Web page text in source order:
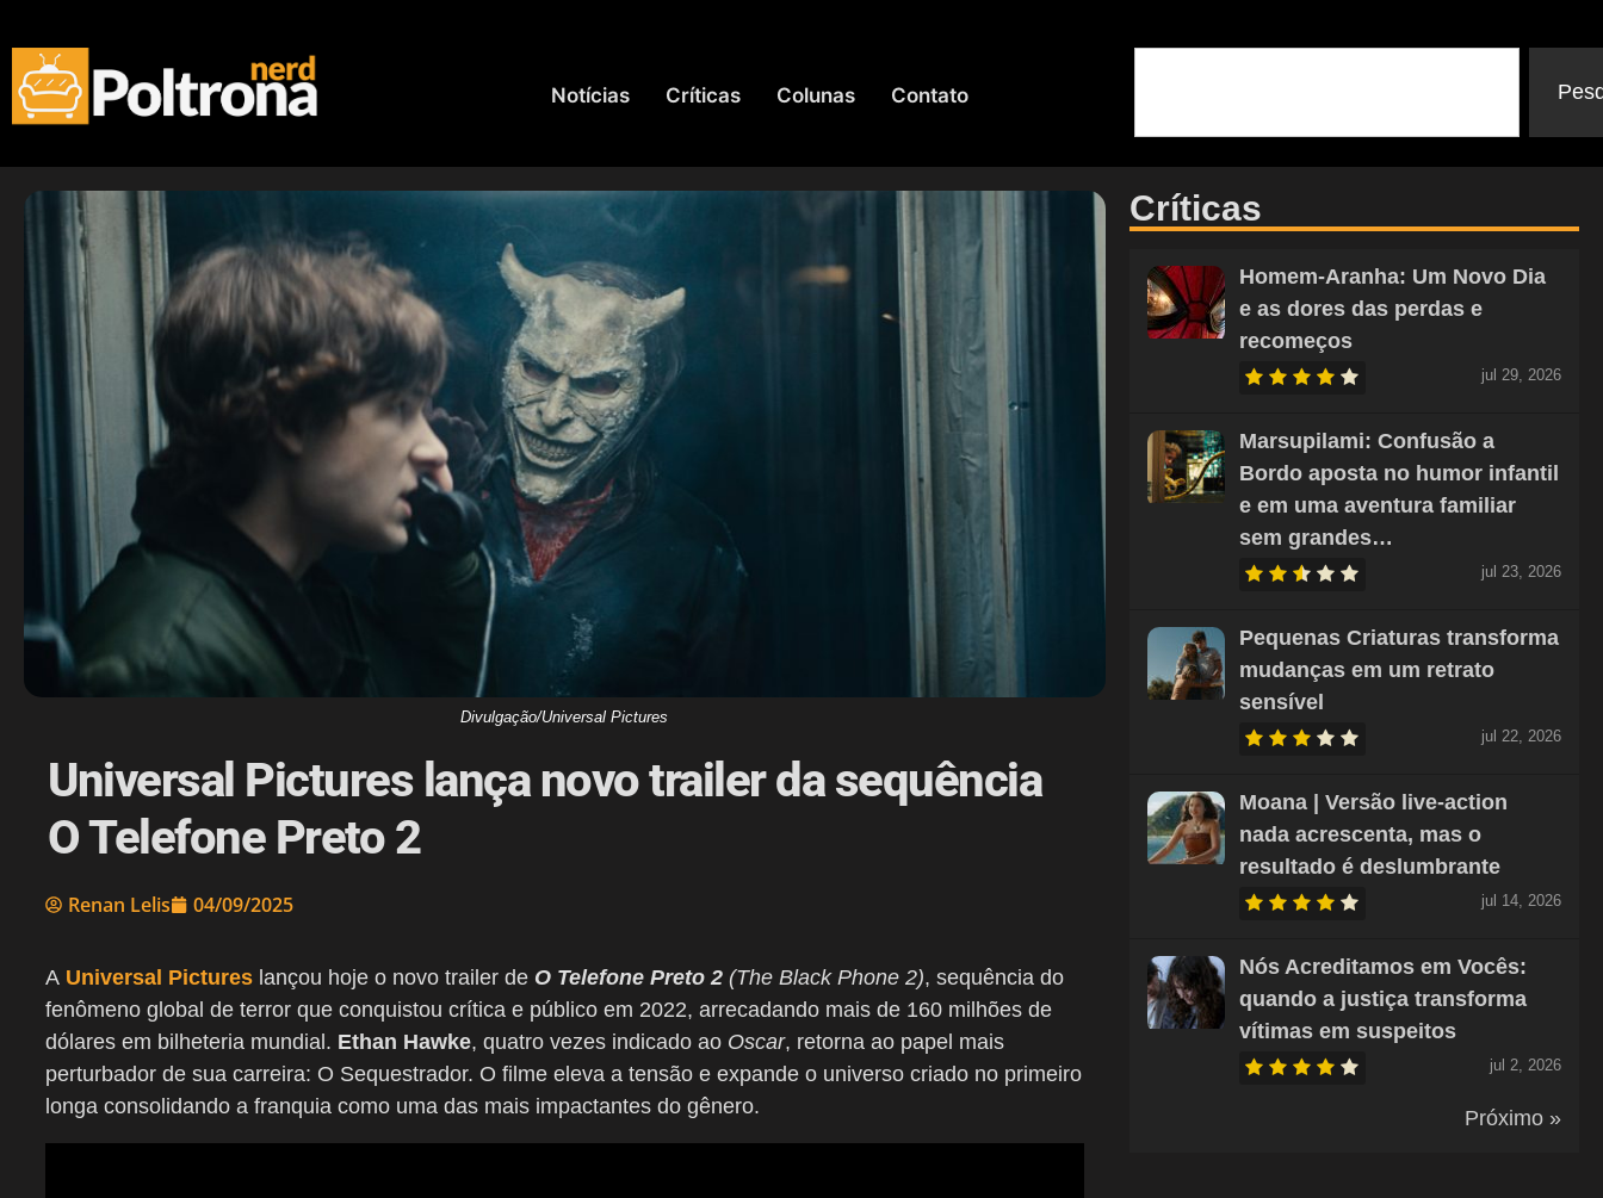
Notícias Críticas Colunas Contato
Divulgação/Universal Pictures
Universal Pictures lança novo trailer da sequência
O Telefone Preto 2
Renan Lelis 04/09/2025
A Universal Pictures lançou hoje o novo trailer de O Telefone Preto 2 (The Black Phone 2), sequência do
fenômeno global de terror que conquistou crítica e público em 2022, arrecadando mais de 160 milhões de
dólares em bilheteria mundial. Ethan Hawke, quatro vezes indicado ao Oscar, retorna ao papel mais
perturbador de sua carreira: O Sequestrador. O filme eleva a tensão e expande o universo criado no primeiro
longa consolidando a franquia como uma das mais impactantes do gênero.
Críticas
Homem-Aranha: Um Novo Dia
e as dores das perdas e
recomeços
jul 29, 2026
Marsupilami: Confusão a
Bordo aposta no humor infantil
e em uma aventura familiar
sem grandes…
jul 23, 2026
Pequenas Criaturas transforma
mudanças em um retrato
sensível
jul 22, 2026
Moana | Versão live-action
nada acrescenta, mas o
resultado é deslumbrante
jul 14, 2026
Nós Acreditamos em Vocês:
quando a justiça transforma
vítimas em suspeitos
jul 2, 2026
Próximo »